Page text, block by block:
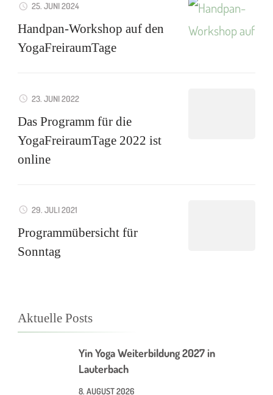
25. JUNI 2024
Handpan-Workshop auf den
YogaFreiraumTage
23. JUNI 2022
Das Programm für die
YogaFreiraumTage 2022 ist
online
29. JULI 2021
Programmübersicht für
Sonntag
Aktuelle Posts
Yin Yoga Weiterbildung 2027 in
Lauterbach
8. AUGUST 2026